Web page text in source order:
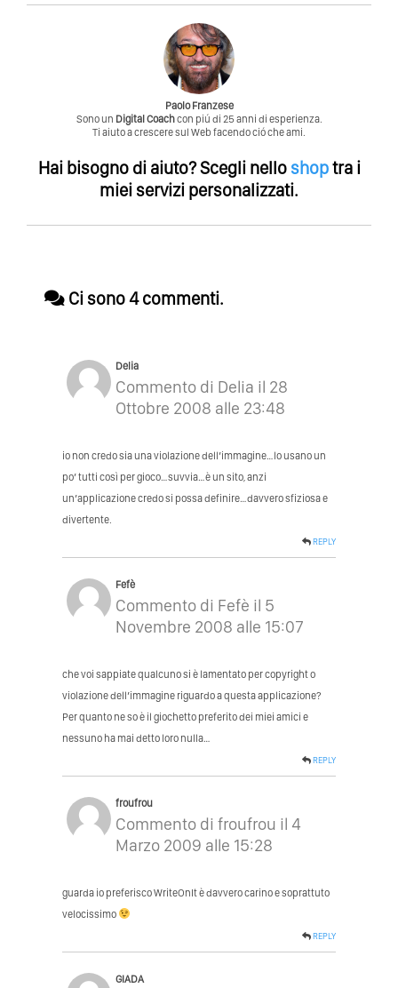
Paolo Franzese
Sono un Digital Coachcon piú di 25 anni di esperienza.
Ti aiuto a crescere sul Web facendo ció che ami.
Hai bisogno di aiuto?Scegli nello shoptra i
miei servizi personalizzati.
Ci sono 4 commenti.
Delia
Commento di Delia il 28
Ottobre 2008 alle 23:48
io non credo sia una violazione dell’immagine…lo usano un
po’ tutti così per gioco…suvvia…è un sito, anzi
un’applicazione credo si possa definire…davvero sfiziosa e
divertente.
REPLY
Fefè
Commento di Fefè il 5
Novembre 2008 alle 15:07
che voi sappiate qualcuno si è lamentato per copyright o
violazione dell’immagine riguardo a questa applicazione?
Per quanto ne so è il giochetto preferito dei miei amici e
nessuno ha mai detto loro nulla…
REPLY
froufrou
Commento di froufrou il 4
Marzo 2009 alle 15:28
guarda io preferisco WriteOnIt è davvero carino e soprattuto
velocissimo
REPLY
GIADA